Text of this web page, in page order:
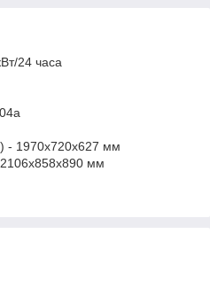
24 часа
- 1970x720x627 мм
мм